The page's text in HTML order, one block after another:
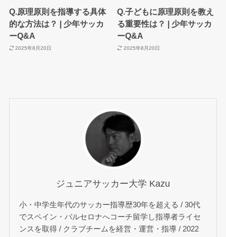
Q.原理原則を指導する具体
的な方法は？ | 少年サッカ
ーQ&A
2025年8月20日
Q.子どもに原理原則を教え
る重要性は？ | 少年サッカ
ーQ&A
2025年8月20日
ジュニアサッカー大学 Kazu
小・中学生年代のサッカー指導歴30年を超える / 30代
でスペイン・バルセロナへコーチ留学し指導者ライセ
ンスを取得 / クラブチームを経営・運営・指導 / 2022